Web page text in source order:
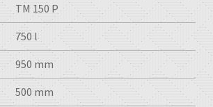
TM 150 P
750 l
950 mm
500 mm